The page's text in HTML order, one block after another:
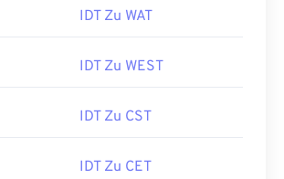
IDT Zu WAT
IDT Zu WEST
IDT Zu CST
IDT Zu CET